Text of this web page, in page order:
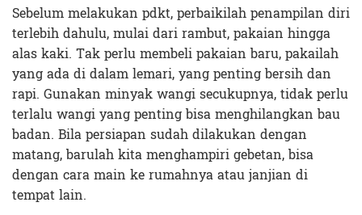
Sebelum melakukan pdkt, perbaikilah penampilan diri
terlebih dahulu, mulai dari rambut, pakaian hingga
alas kaki. Tak perlu membeli pakaian baru, pakailah
yang ada di dalam lemari, yang penting bersih dan
rapi. Gunakan minyak wangi secukupnya, tidak perlu
terlalu wangi yang penting bisa menghilangkan bau
badan. Bila persiapan sudah dilakukan dengan
matang, barulah kita menghampiri gebetan, bisa
dengan cara main ke rumahnya atau janjian di
tempat lain.